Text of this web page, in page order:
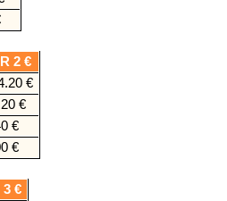
2 €
€
€
€
€
3 €